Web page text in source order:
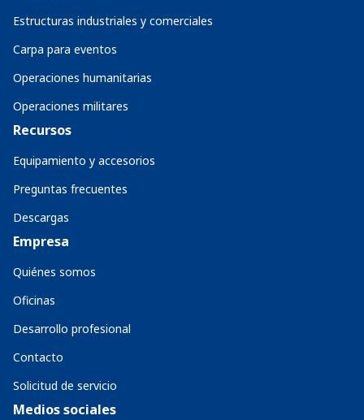
Estructuras industriales y comerciales
Carpa para eventos
Operaciones humanitarias
Operaciones militares
Recursos
Equipamiento y accesorios
Preguntas frecuentes
Descargas
Empresa
Quiénes somos
Oficinas
Desarrollo profesional
Contacto
Solicitud de servicio
Medios sociales